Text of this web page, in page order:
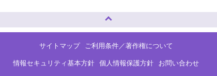
サイトマップ ご利用条件／著作権について
情報セキュリティ基本方針 個人情報保護方針 お問い合わせ